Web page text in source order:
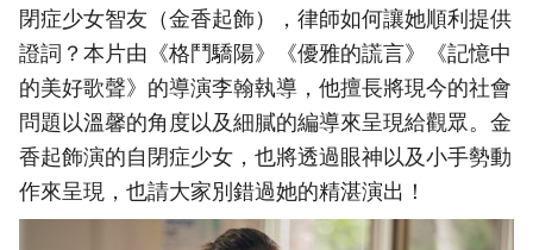
閉症少女智友（金香起飾），律師如何讓她順利提供
證詞？本片由《格鬥驕陽》《優雅的謊言》《記憶中
的美好歌聲》的導演李翰執導，他擅長將現今的社會
問題以溫馨的角度以及細膩的編導來呈現給觀眾。金
香起飾演的自閉症少女，也將透過眼神以及小手勢動
作來呈現，也請大家別錯過她的精湛演出！